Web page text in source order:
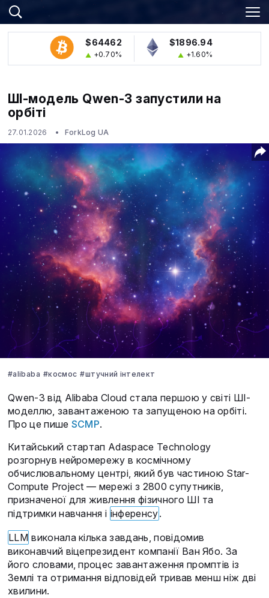
$64462
+0.70%
$1896.94
+1.60%
ШІ-модель Qwen-3 запустили на
орбіті
27.01.2026 ForkLog UA
#alibaba #космос #штучний інтелект
Qwen-3 від Alibaba Cloud стала першою у світі ШІ-
моделлю, завантаженою та запущеною на орбіті.
Про це пише SCMP.
Китайський стартап Adaspace Technology
розгорнув нейромережу в космічному
обчислювальному центрі, який був частиною Star-
Compute Project — мережі з 2800 супутників,
призначеної для живлення фізичного ШІ та
підтримки навчання і інференсу.
LLM виконала кілька завдань, повідомив
виконавчий віцепрезидент компанії Ван Ябо. За
його словами, процес завантаження промптів із
Землі та отримання відповідей тривав менш ніж дві
хвилини.